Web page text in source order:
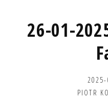
26-01-
PIOTR